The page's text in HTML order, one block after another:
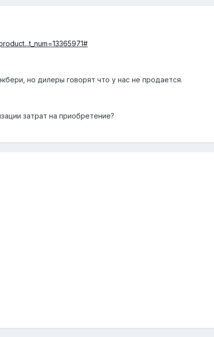
но дилеры говорят что у нас не продается.
затрат на приобретение?